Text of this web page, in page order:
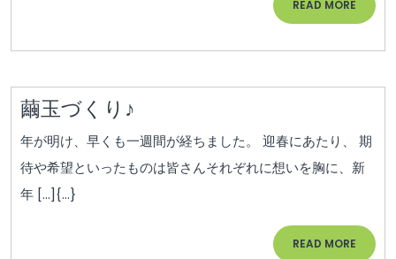
決
READ MORE READ
MORE
繭玉づくり♪
玉
づ
く
年が明け、早くも一週間が経ちました。 迎春にあたり、 期
待や希望といったものは皆さんそれぞれに想いを胸に、新
年 […]{...}
READ MORE READ